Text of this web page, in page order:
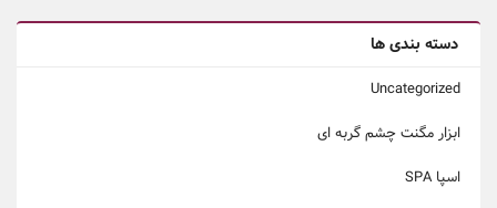
دسته بندی ها
Uncategorized
ابزار مگنت چشم گربه ای
اسپا SPA